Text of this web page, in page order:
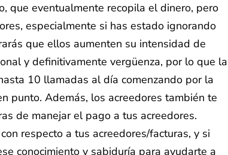
que eventualmente recopila el dinero, pero
especialmente si has estado ignorando
que ellos aumenten su intensidad de
y definitivamente vergüenza, por lo que la
10 llamadas al día comenzando por la
punto. Además, los acreedores también te
de manejar el pago a tus acreedores.
respecto a tus acreedores/facturas, y si
conocimiento y sabiduría para ayudarte a